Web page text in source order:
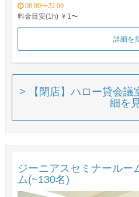
08:00〜22:00
料金目安(1h) ￥1〜
詳細を
> 【閉店】ハロー貸会議
細を
ジーニアスセミナールー
ム(~130名)